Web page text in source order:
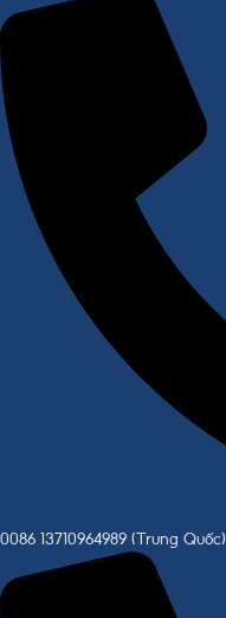
0086 13710964989 (Trung Quốc)